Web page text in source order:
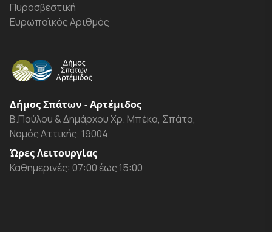
Πυροσβεστική
Ευρωπαϊκός Αριθμός
Δήμος Σπάτων - Αρτέμιδος
Β.Παύλου & Δημάρχου Χρ. Μπέκα, Σπάτα,
Νομός Αττικής, 19004
Ώρες Λειτουργίας
Καθημερινές: 07:00 έως 15:00